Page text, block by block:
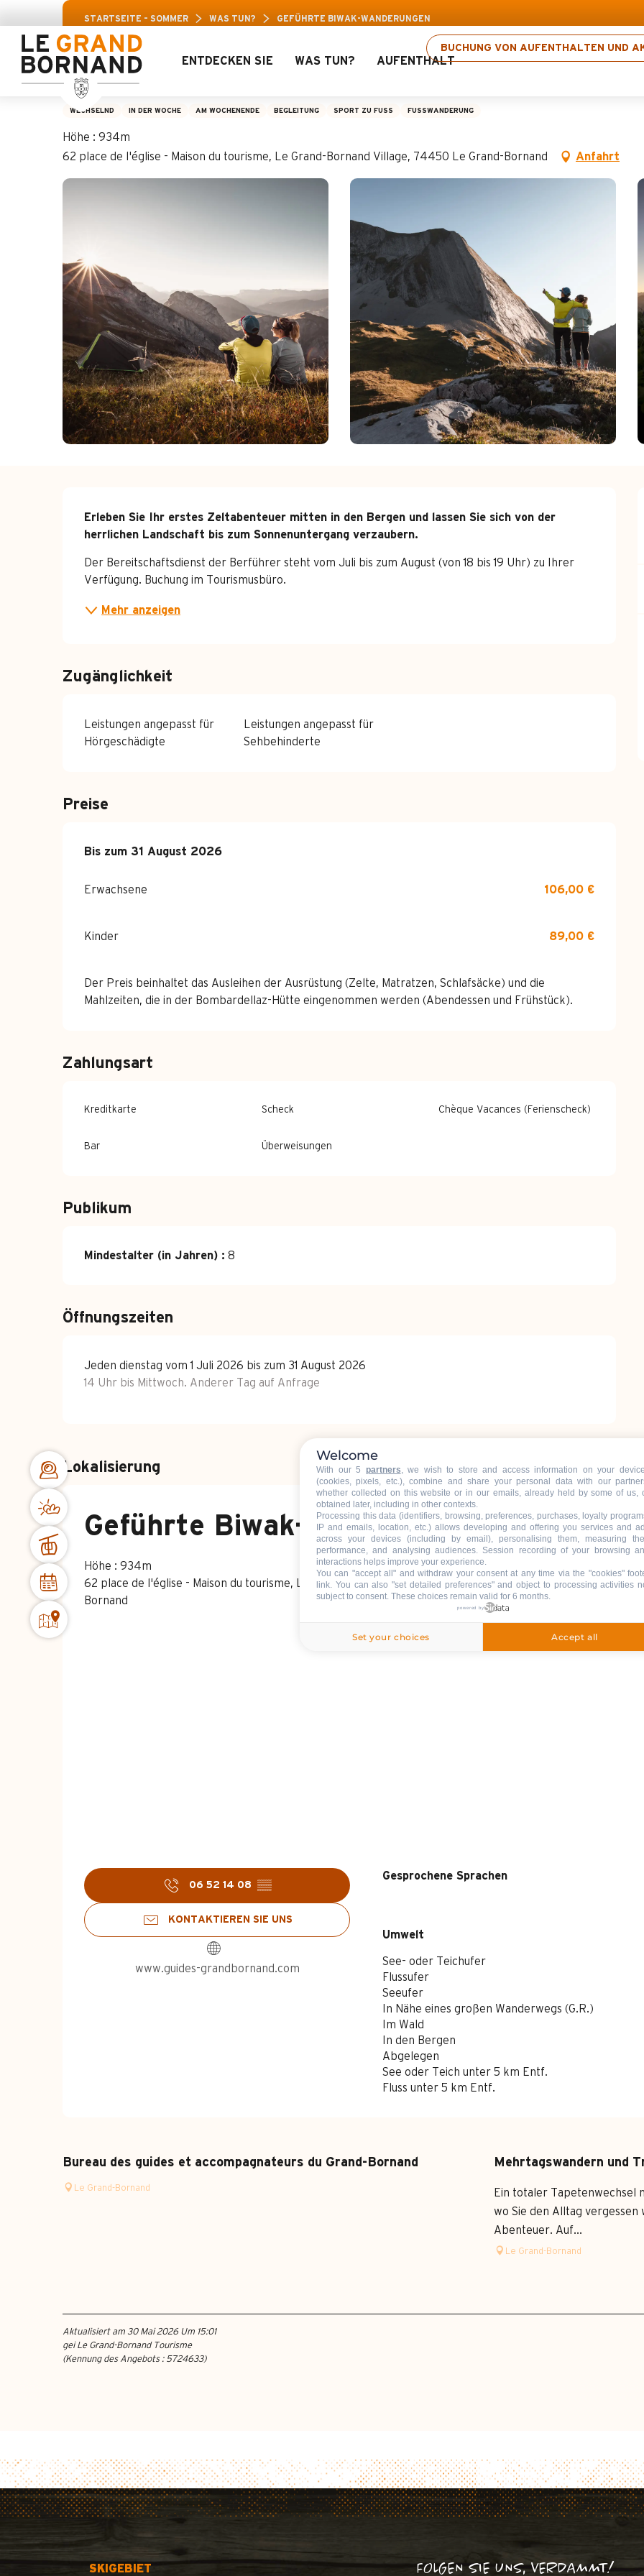
au
contenu
principal
BUCHUNG VON AUFENTHALTEN UND
Aravis-Freizeitpass: Bis zu 30 % Rabatt auf ausgewählte Aktivitäten! > Hier
ENTDECKEN SIE WAS TUN? AUFENTHALT
STARTSEITE – SOMMER WAS TUN? GEFÜHRTE BIWAK-WANDERUNGEN
Geführte Biwak-Wanderungen
WECHSELND IN DER WOCHE AM WOCHENENDE BEGLEITUNG SPORT ZU FUSS FUSSWANDERUNG
Höhe : 934m
62 place de l'église - Maison du tourisme, Le Grand-Bornand Village, 74450 Le Grand-Bornand
Anfahrt
Beschreibung
Erleben Sie Ihr erstes Zeltabenteuer mitten in den Bergen und lassen Sie sich von der
herrlichen Landschaft bis zum Sonnenuntergang verzaubern.
Der Bereitschaftsdienst der Berführer steht vom Juli bis zum August (von 18 bis 19 Uhr) zu Ihrer
Verfügung. Buchung im Tourismusbüro.
Mehr anzeigen
Zugänglichkeit
Leistungen angepasst für
Hörgeschädigte
Leistungen angepasst für
Sehbehinderte
Preise
ab1 Juli 2026bis zum31 August 2026
Bis zum 31 August 2026
Erwachsene 106,00 €
Kinder 89,00 €
Der Preis beinhaltet das Ausleihen der Ausrüstung (Zelte, Matratzen, Schlafsäcke) und die
Mahlzeiten, die in der Bombardellaz-Hütte eingenommen werden (Abendessen und Frühstück).
Zahlungsart
Kreditkarte Scheck Chèque Vacances (Ferienscheck)
Bar Überweisungen
Publikum
Mindestalter (in Jahren) : 8
Öffnungszeiten
Jeden dienstag vom 1 Juli 2026 bis zum 31 August 2026
14 Uhr bis Mittwoch. Anderer Tag auf Anfrage
Lokalisierung
Geführte Biwak-Wanderungen
Höhe : 934m
62 place de l'église - Maison du tourisme, Le Grand-Bornand Village, 74450 Le Grand-
Bornand
Anfahrt
06 52 14 08 ▒▒
KONTAKTIEREN SIE UNS
www.guides-grandbornand.com
Gesprochene Sprachen
Gesprochene Sprachen
Umwelt
Umwelt
See- oder Teichufer
Flussufer
Seeufer
In Nähe eines großen Wanderwegs (G.R.)
Im Wald
In den Bergen
Abgelegen
See oder Teich unter 5 km Entf.
Fluss unter 5 km Entf.
Bureau des guides et accompagnateurs du Grand-Bornand
Le Grand-Bornand
Mehrtagswandern und
Ein totaler Tapetenwechsel
wo Sie den Alltag vergessen
Abenteuer. Auf...
Le Grand-Bornand
Aktualisiert am 30 Mai 2026 Um 15:01
gei Le Grand-Bornand Tourisme
(Kennung des Angebots : 5724633)
SKIGEBIET FOLGEN SIE UNS, VERDAMMT!
Welcome
With our 5 partners, we wish to store and access information on your
(cookies, pixels, etc.), combine and share your personal data with our
whether collected on this website or in our emails, already held by some of us,
obtained later, including in other contexts.
Processing this data (identifiers, browsing, preferences, purchases, loyalty
IP and emails, location, etc.) allows developing and offering you services and
across your devices (including by email), personalising them, measuring
performance, and analysing audiences. Session recording of your browsing
interactions helps improve your experience.
You can "accept all" and withdraw your consent at any time via the "cookies"
link. You can also "set detailed preferences" and object to processing activities
subject to consent. These choices remain valid for 6 months.
powered by
Set your choices Accept all